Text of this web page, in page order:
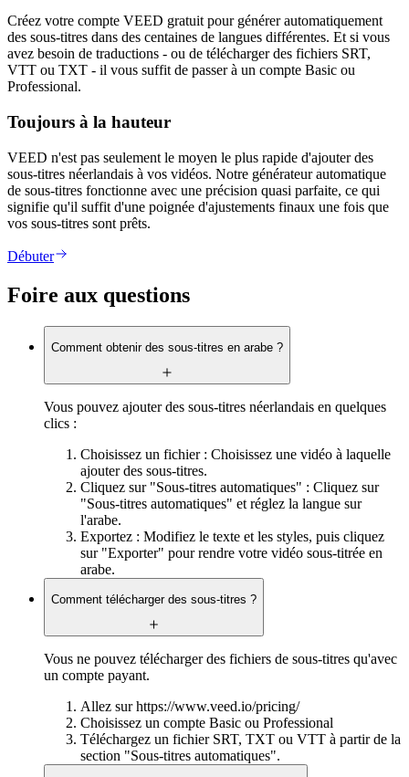
Créez votre compte VEED gratuit pour générer automatiquement
des sous-titres dans des centaines de langues différentes. Et si vous
avez besoin de traductions - ou de télécharger des fichiers SRT,
VTT ou TXT - il vous suffit de passer à un compte Basic ou
Professional.
Toujours à la hauteur
VEED n'est pas seulement le moyen le plus rapide d'ajouter des
sous-titres néerlandais à vos vidéos. Notre générateur automatique
de sous-titres fonctionne avec une précision quasi parfaite, ce qui
signifie qu'il suffit d'une poignée d'ajustements finaux une fois que
vos sous-titres sont prêts.
Débuter
Foire aux questions
Comment obtenir des sous-titres en arabe ?
Vous pouvez ajouter des sous-titres néerlandais en quelques
clics :
Choisissez un fichier : Choisissez une vidéo à laquelle
ajouter des sous-titres.
Cliquez sur "Sous-titres automatiques" : Cliquez sur
"Sous-titres automatiques" et réglez la langue sur
l'arabe.
Exportez : Modifiez le texte et les styles, puis cliquez
sur "Exporter" pour rendre votre vidéo sous-titrée en
arabe.
Comment télécharger des sous-titres ?
Vous ne pouvez télécharger des fichiers de sous-titres qu'avec
un compte payant.
Allez sur https://www.veed.io/pricing/
Choisissez un compte Basic ou Professional
Téléchargez un fichier SRT, TXT ou VTT à partir de la
section "Sous-titres automatiques".